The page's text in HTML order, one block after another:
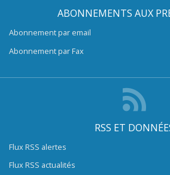
ABONNEMENTS AUX
Abonnement par email
Abonnement par Fax
RSS ET
Flux RSS alertes
Flux RSS actualités